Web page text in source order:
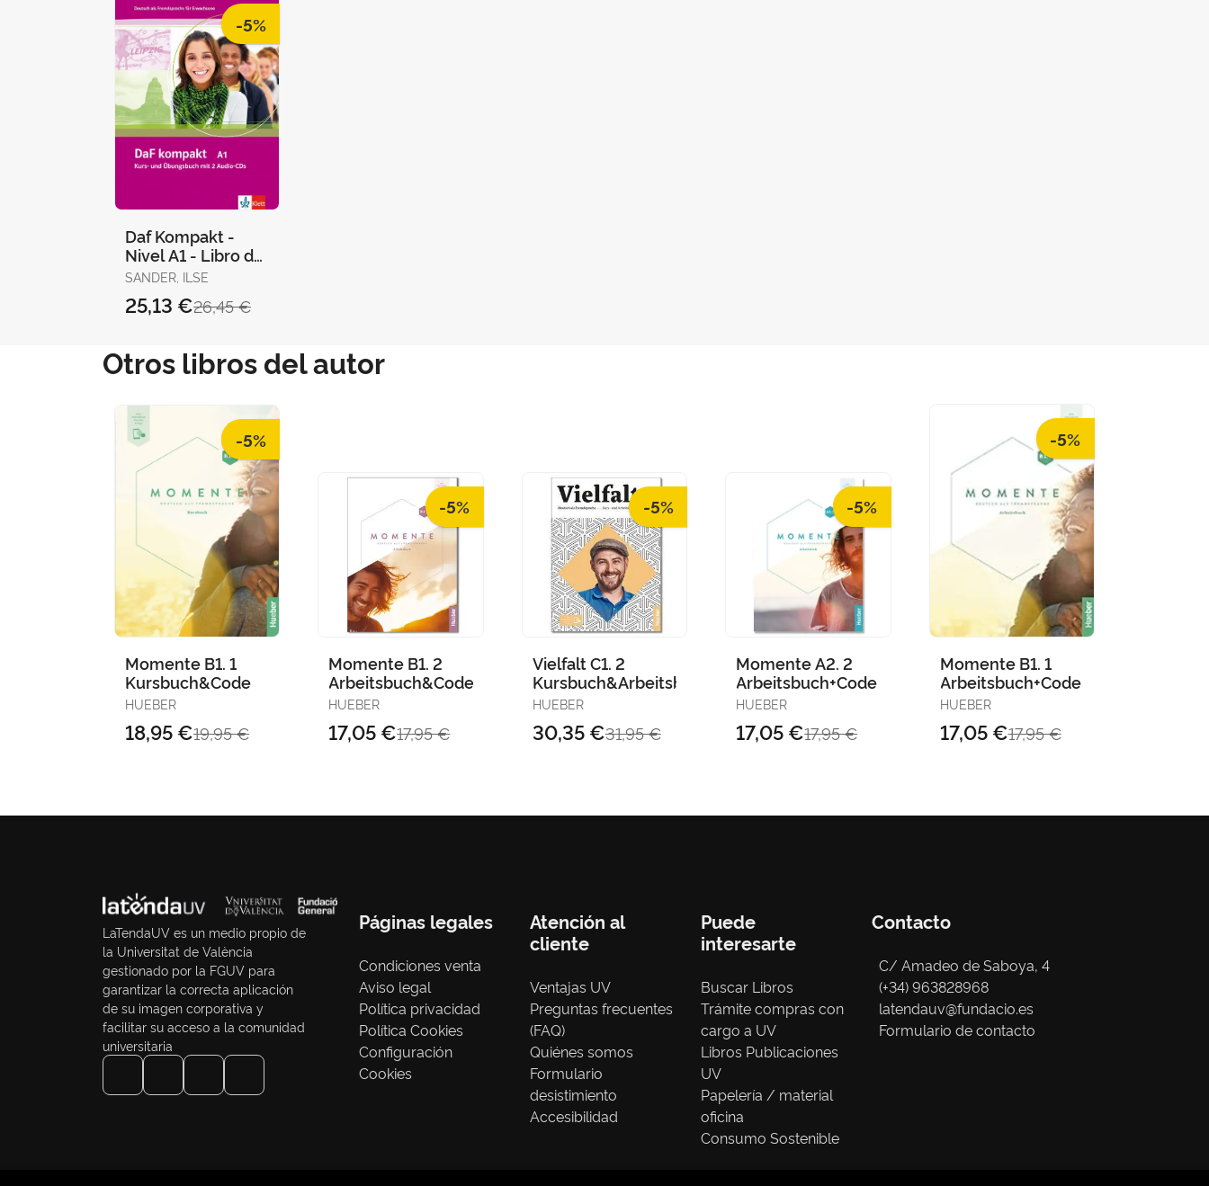
-5%
Daf Kompakt -
Nivel A1 - Libro del
Alumno +
Ejercicios + Cd
SANDER, ILSE
26,45 €
25,13 €
Otros libros del autor
-5%
Momente B1. 1
Kursbuch&Code
HUEBER
19,95 €
18,95 €
-5%
Momente B1. 2
Arbeitsbuch&Code
HUEBER
17,95 €
17,05 €
-5%
Vielfalt C1. 2
Kursbuch&Arbeitsbuch&Code
HUEBER
31,95 €
30,35 €
-5%
Momente A2. 2
Arbeitsbuch+Code
HUEBER
17,95 €
17,05 €
-5%
Momente B1. 1
Arbeitsbuch+Code
HUEBER
17,95 €
17,05 €
LaTendaUV es un medio propio de
la Universitat de València
gestionado por la FGUV para
garantizar la correcta aplicación
de su imagen corporativa y
facilitar su acceso a la comunidad
universitaria
Páginas legales
Condiciones venta
Aviso legal
Política privacidad
Política Cookies
Configuración
Cookies
Atención al
cliente
Ventajas UV
Preguntas frecuentes
(FAQ)
Quiénes somos
Formulario
desistimiento
Accesibilidad
Puede
interesarte
Buscar Libros
Trámite compras con
cargo a UV
Libros Publicaciones
UV
Papelería / material
oficina
Consumo Sostenible
Contacto
C/ Amadeo de Saboya, 4
(+34) 963828968
latendauv@fundacio.es
Formulario de contacto